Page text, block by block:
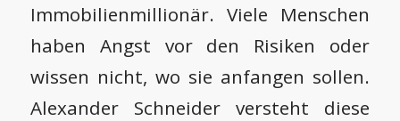
Immobilienmillionär. Viele Menschen
haben Angst vor den Risiken oder
wissen nicht, wo sie anfangen sollen.
Alexander Schneider versteht diese